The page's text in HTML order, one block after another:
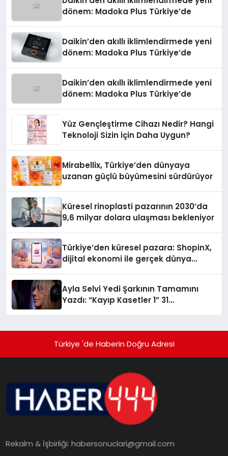
dönem: Madoka Plus Türkiye’de
Daikin’den akıllı iklimlendirmede yeni
dönem: Madoka Plus Türkiye’de
Daikin’den akıllı iklimlendirmede yeni
dönem: Madoka Plus Türkiye’de
Yüz Gençleştirme Cihazı Nedir? Hangi
Teknoloji Sizin İçin Daha Uygun?
Mirabellix, Türkiye’den dünyaya
uzanan güçlü büyümesini sürdürüyor
Küresel rinoplasti pazarının 2030’da
9,6 milyar dolara ulaşması bekleniyor
Türkiye’den küresel pazara: ShopinX,
dijital ekonomi ile gerçek dünya
Ayla Selvi Yedi Şarkının Tamamını
Yazdı: “Kayıp Kasetler 1” 31
Türkiye 'de Haberin Doğru Adresi
Rekalm & İşbirliği:habersonuclari@gmail.com